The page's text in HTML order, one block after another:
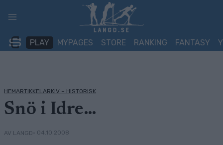
PLAY MYPAGES STORE RANKING FANTASY
HEMARTIKKELARKIV – HISTORISK
Snö i Idre…
AV LANGD• 04.10.2008